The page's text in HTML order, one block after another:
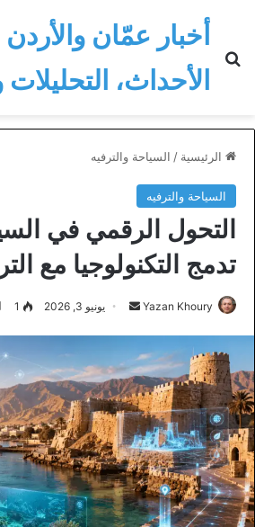
أخبار عمّان
الأحداث، التحليلات
الرئيسية / السياحة والترفيه
السياحة والترفيه
التحول الرقمي في
تدمج التكنولوجيا مع
Yazan Khoury
أرسل يونيو 3, 2026 1